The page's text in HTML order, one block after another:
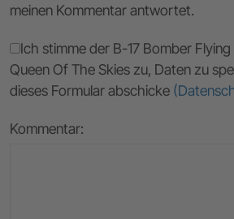
meinen Kommentar antwortet.
Ich stimme der B-17 Bomber
Queen Of The Skies zu, Daten zu
dieses Formular abschicke
Kommentar: